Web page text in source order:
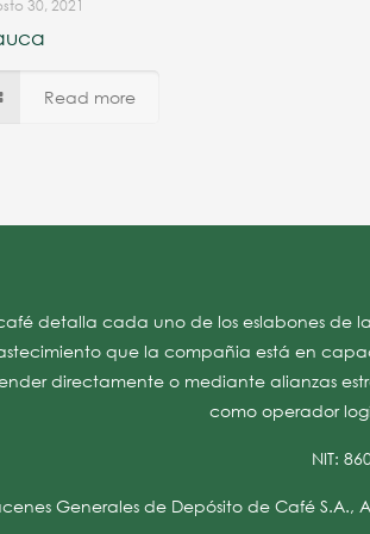
30, 2021
Read more
detalla cada uno de los eslabones de
que la compañia está en
directamente o mediante alianzas
como operador
NIT:
Generales de Depósito de Café S.A.,